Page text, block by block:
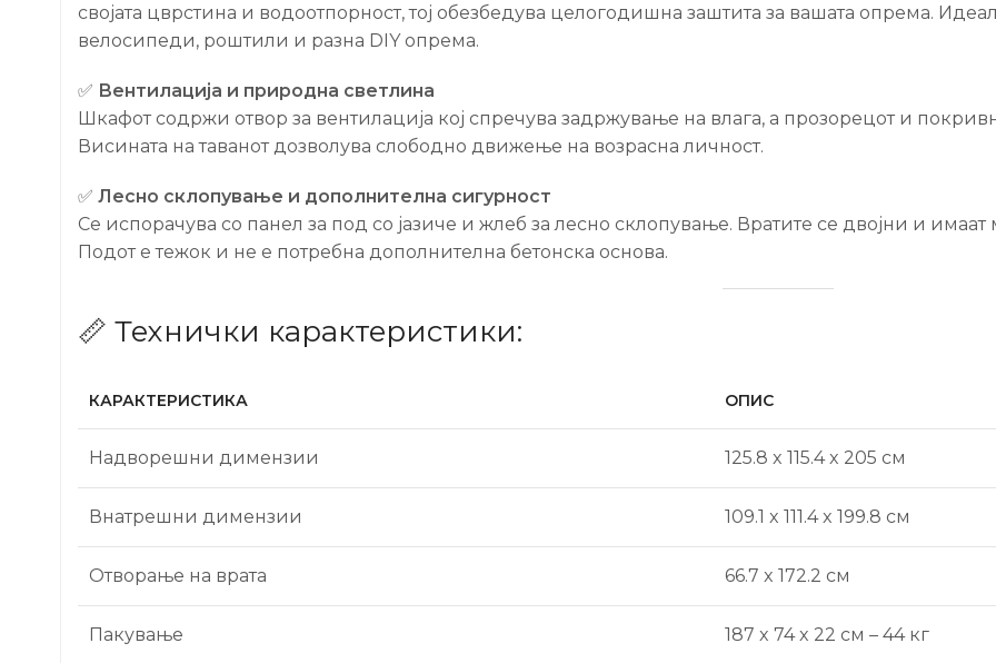
својата цврстина и водоотпорност, тој обезбедува целогодишна заштита за вашата опрема.
велосипеди, роштили и разна DIY опрема.
✅ Вентилација и природна светлина
Шкафот содржи отвор за вентилација кој спречува задржување на влага, а прозорецот и
Висината на таванот дозволува слободно движење на возрасна личност.
✅ Лесно склопување и дополнителна сигурност
Се испорачува со панел за под со јазиче и жлеб за лесно склопување. Вратите се двојни и
Подот е тежок и не е потребна дополнителна бетонска основа.
📏 Технички карактеристики:
КАРАКТЕРИСТИКА ОПИС
Надворешни димензии 125.8 x 115.4 x 205 см
Внатрешни димензии 109.1 x 111.4 x 199.8 см
Отворање на врата 66.7 x 172.2 см
Пакување 187 x 74 x 22 см – 44 кг